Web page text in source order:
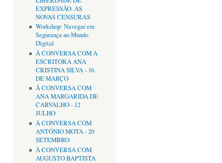
EXPRESSÃO. AS
NOVAS CENSURAS
Workshop: Navegar em
Segurança no Mundo
Digital
À CONVERSA COM A
ESCRITORA ANA
CRISTINA SILVA - 16
DE MARÇO
À CONVERSA COM
ANA MARGARIDA DE
CARVALHO - 12
JULHO
À CONVERSA COM
ANTÓNIO MOTA - 20
SETEMBRO
À CONVERSA COM
AUGUSTO BAPTISTA